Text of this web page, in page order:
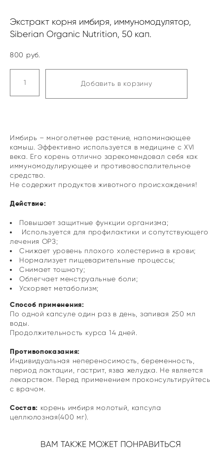
Экстракт корня имбиря, иммуномодулятор,
Siberian Organic Nutrition, 50 кап.
800 pуб.
Добавить в корзину
Имбирь – многолетнее растение, напоминающее
камыш. Эффективно используется в медицине с XVI
века. Его корень отлично зарекомендовал себя как
иммуномодулирующее и противовоспалительное
средство.
Не содержит продуктов животного происхождения!
Действие:
Повышает защитные функции организма;
Используется для профилактики и сопутствующего
лечения ОРЗ;
Снижает уровень плохого холестерина в крови;
Нормализует пищеварительные процессы;
Снимает тошноту;
Облегчает менструальные боли;
Ускоряет метаболизм;
Способ применения:
По одной капсуле один раз в день, запивая 250 мл
воды.
Продолжительность курса 14 дней.
Противопоказания:
Индивидуальная непереносимость, беременность,
период лактации, гастрит, язва желудка. Не является
лекарством. Перед применением проконсультируйтесь
с врачом.
Состав: корень имбиря молотый, капсула
целлюлозная(400 мг).
ВАМ ТАКЖЕ МОЖЕТ ПОНРАВИТЬСЯ